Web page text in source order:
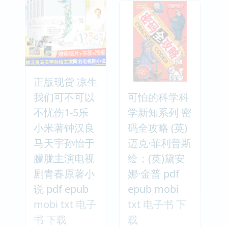
正版现货 凉生
我们可不可以
不忧伤1-5乐
小米著钟汉良
马天宇孙怡于
朦胧主演电视
剧青春原著小
说 pdf epub
mobi txt 电子
书 下载
可怕的科学科
学新知系列 密
码全攻略 (英)
迈克·菲利普斯
绘；(英)黛安
娜·金普 pdf
epub mobi
txt 电子书 下
载